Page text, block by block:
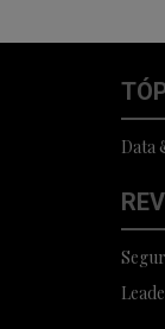
Data